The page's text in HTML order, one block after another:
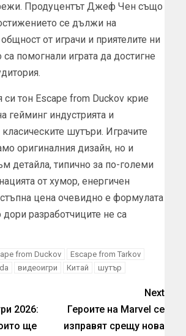
Продуцентът Джеф Чен също
се дължи на
от играчи и приятелите ни
са помогнали играта да достигне
тон Escape from Duckov крие
гейминг индустрията и
шутъри. Играчите
оригиналния дизайн, но и
детайла, типично за по-големи
от хумор, енергичен
цена очевидно е формулата
дори разработчиците не са
from Duckov
Escape from Tarkov
видеоигри Китай шутър
2026:
ще
Next
Героите на Marvel се
изправят срещу нова